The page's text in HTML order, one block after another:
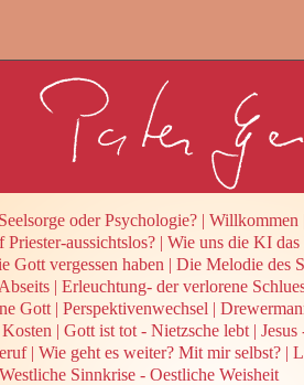
Seelsorge oder Psychologie? | Willkommen
aussichtslos? | Wie uns die KI das
Gott vergessen haben | Die Melodie des
| Erleuchtung- der verlorene
Gott | Perspektivenwechsel |
| Gott ist tot - Nietzsche lebt |
| Wie geht es weiter? Mit mir selbst? |
Westliche Sinnkrise - Oestliche Weisheit